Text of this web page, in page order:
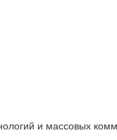
и массовых